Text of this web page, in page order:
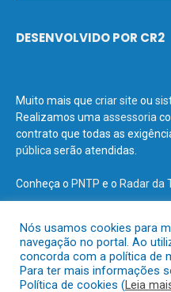
DESENVOLVIDO POR CR2
Muito mais que criar site ou
Realizamos umaassessoria
contrato que todas as
públicaserão atendidas.
Conheça o PNTP e o Radar da
Todos os direitos reservados a
Nós usamos cookies para
navegação no portal. Ao
concorda com a política de
Para ter mais informações
Política de cookies (Leia